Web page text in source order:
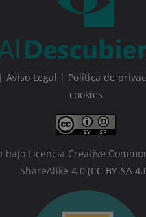
| Aviso Legal | Política de
cookies
bajo Licencia Creative
ShareAlike 4.0 (CC BY-SA